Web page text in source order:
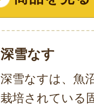
深雪なす
深雪なすは、魚
栽培されている